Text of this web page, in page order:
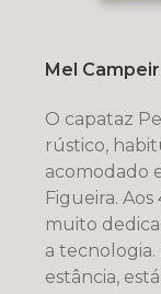
Mel
O capataz
rústico,
acomodado
Figueira. Aos
muito
a
estância,